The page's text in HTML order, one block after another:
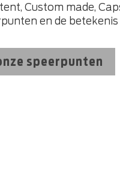
Custom made,
en de betekenis
speerpunten